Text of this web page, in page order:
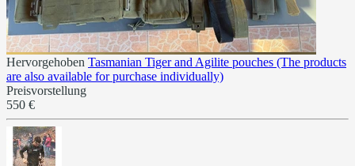
Hervorgehoben Tasmanian Tiger and Agilite pouches (The products
are also available for purchase individually)
Preisvorstellung
550 €